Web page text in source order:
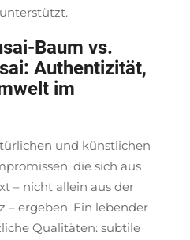
Baum vs.
Authentizität,
im
und künstlichen
die sich aus
– nicht allein aus der
– ergeben. Ein lebender
Qualitäten: subtile